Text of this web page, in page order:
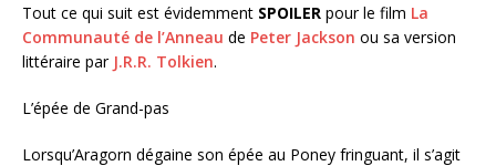
Tout ce qui suit est évidemment SPOILER pour le film La
Communauté de l’Anneau de Peter Jackson ou sa version
littéraire par J.R.R. Tolkien.
L’épée de Grand-pas
Lorsqu’Aragorn dégaine son épée au Poney fringuant, il s’agit